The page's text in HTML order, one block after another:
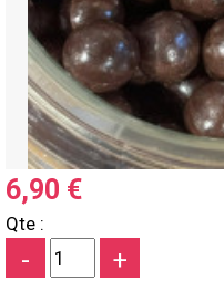
6,90 €
Qte :
- +